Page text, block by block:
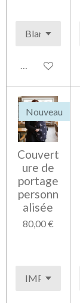
Voir les détails
Nouveau
Couvert
ure de
portage
personn
alisée
80,00 €